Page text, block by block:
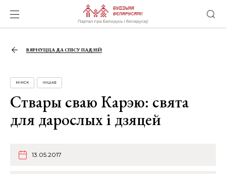
ВЯРНУЦЦА ДА СПІСУ ПАДЗЕЙ
МІНСК ІНШАЕ
Ствары сваю Карэю: свята
для дарослых і дзяцей
13.05.2017